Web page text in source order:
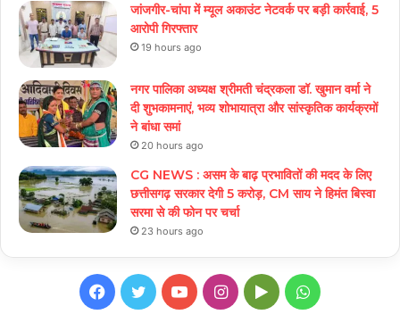
जांजगीर-चांपा में म्यूल अकाउंट नेटवर्क पर बड़ी कार्रवाई, 5
आरोपी गिरफ्तार
19 hours ago
नगर पालिका अध्यक्ष श्रीमती चंद्रकला डॉ. खुमान वर्मा ने
दी शुभकामनाएं, भव्य शोभायात्रा और सांस्कृतिक कार्यक्रमों
ने बांधा समां
20 hours ago
CG NEWS : असम के बाढ़ प्रभावितों की मदद के लिए
छत्तीसगढ़ सरकार देगी 5 करोड़, CM साय ने हिमंत बिस्वा
सरमा से की फोन पर चर्चा
23 hours ago
Facebook
TwitterYouTubeInstagram
GoogleWhatsApp